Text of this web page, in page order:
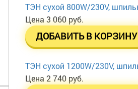
ТЭН сухой 800W/230V,
Цена 3 060 руб.
ДОБАВИТЬ В КОРЗИНУ
ТЭН сухой 1200W/230V,
Цена 2 740 руб.